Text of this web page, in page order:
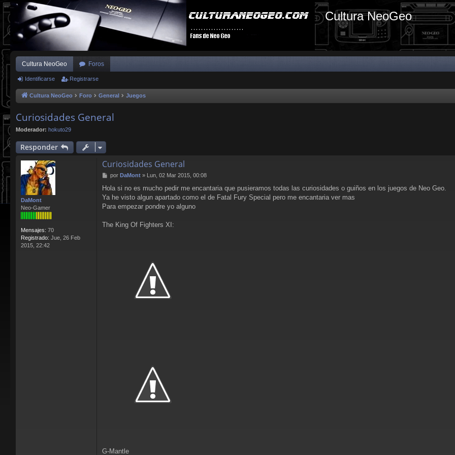
Cultura NeoGeo
Cultura NeoGeo Foros
Identificarse Registrarse
Cultura NeoGeo Foro General Juegos
Curiosidades General
Moderador: hokuto29
Responder
DaMont
Neo-Gamer
Mensajes: 70
Registrado: Jue, 26 Feb
2015, 22:42
Curiosidades General
M
n
s
a
por DaMont» Lun, 02 Mar 2015, 00:08
Hola si no es mucho pedir me encantaria que pusieramos todas las curiosidades o guiños en los juegos de Neo Geo.
Ya he visto algun apartado como el de Fatal Fury Special pero me encantaria ver mas
Para empezar pondre yo alguno
The King Of Fighters XI:
G-Mantle